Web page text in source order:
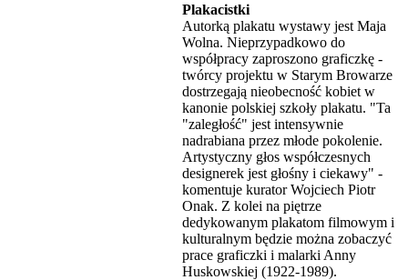
Plakacistki
Autorką plakatu wystawy jest Maja
Wolna. Nieprzypadkowo do
współpracy zaproszono graficzkę -
twórcy projektu w Starym Browarze
dostrzegają nieobecność kobiet w
kanonie polskiej szkoły plakatu. "Ta
"zaległość" jest intensywnie
nadrabiana przez młode pokolenie.
Artystyczny głos współczesnych
designerek jest głośny i ciekawy" -
komentuje kurator Wojciech Piotr
Onak. Z kolei na piętrze
dedykowanym plakatom filmowym i
kulturalnym będzie można zobaczyć
prace graficzki i malarki Anny
Huskowskiej (1922-1989).